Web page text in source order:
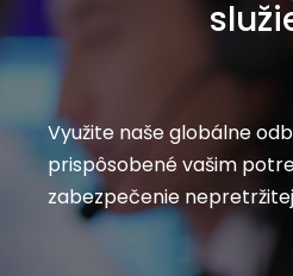
Využite naše globálne
prispôsobené vašim
zabezpečenie